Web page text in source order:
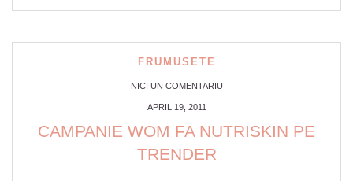
FRUMUSETE
NICI UN COMENTARIU
APRIL 19, 2011
CAMPANIE WOM FA NUTRISKIN PE
TRENDER